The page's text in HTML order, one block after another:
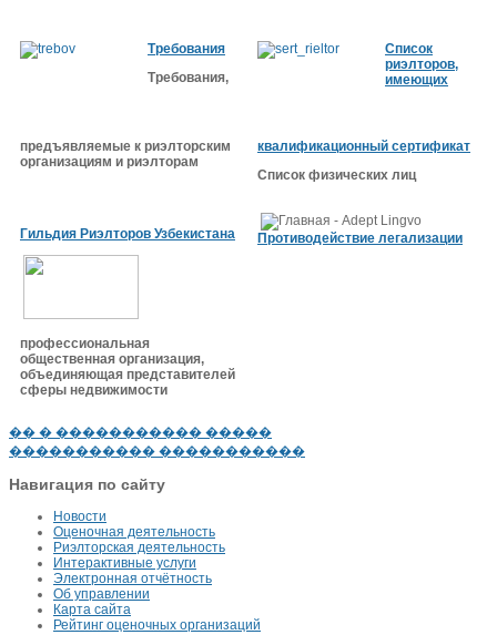
Требования
Требования,
предъявляемые к риэлторским
организациям и риэлторам
Список
риэлторов,
имеющих
квалификационный сертификат
Список физических лиц
Гильдия Риэлторов Узбекистана
профессиональная
общественная организация,
объединяющая представителей
сферы недвижимости
Противодействие легализации
�� � ����������� �����
����������� �����������
Навигация по сайту
Новости
Оценочная деятельность
Риэлторская деятельность
Интерактивные услуги
Электронная отчётность
Об управлении
Карта сайта
Рейтинг оценочных организаций